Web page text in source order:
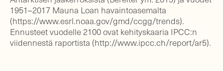
1951–2017 Mauna Loan havaintoasemalta
(https://www.esrl.noaa.gov/gmd/ccgg/trends).
Ennusteet vuodelle 2100 ovat kehityskaaria IPCC:n
viidennestä raportista (http://www.ipcc.ch/report/ar5).